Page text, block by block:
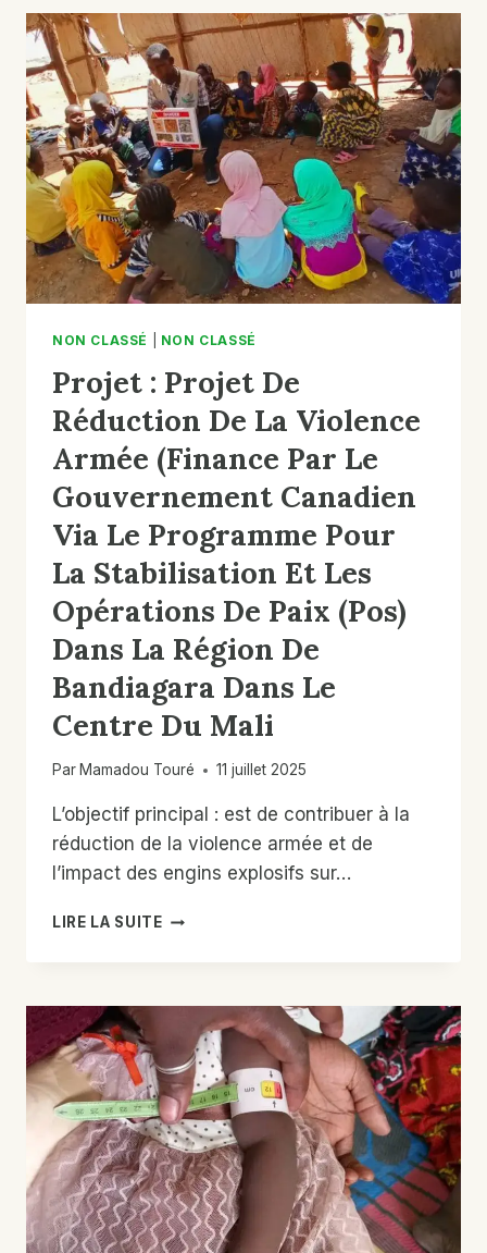
POUR
L’ACCÈS
AUX
SERVICES
SOCIAUX
DE
BASE
DES
POPULATIONS
HÔTES
DÉPLACÉES
DANS
COMMUNE
KONNA
NON CLASSÉ NON CLASSÉ
Projet : Projet De
Réduction De La Violence
Armée (finance Par Le
Gouvernement Canadien
Via Le Programme Pour
La Stabilisation Et Les
Opérations De Paix (pos)
Dans La Région De
Bandiagara Dans Le
Centre Du Mali
Par Mamadou Touré 11 juillet 2025
L’objectif principal : est de contribuer à la
réduction de la violence armée et de
l’impact des engins explosifs sur…
LIRE LA SUITEPROJET
RÉDUCTION
LA
VIOLENCE
ARMÉE
(FINANCE
PAR
LE
GOUVERNEMENT
CANADIEN
VIA